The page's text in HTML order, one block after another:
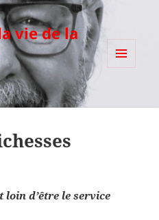
vie de la
loin d’être le service